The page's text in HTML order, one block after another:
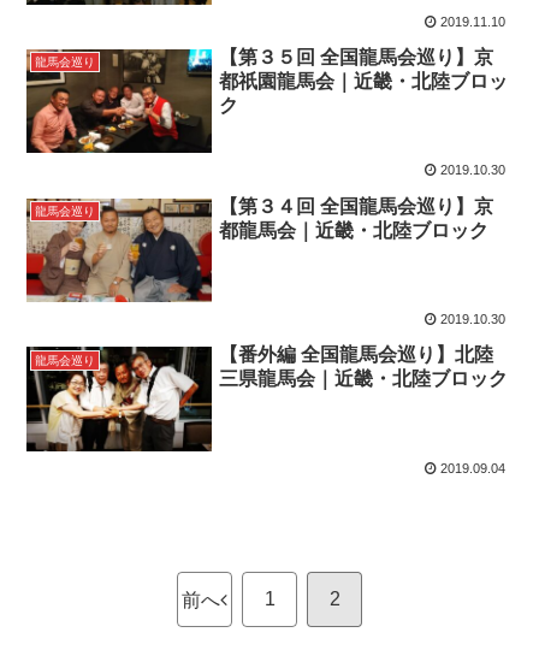
2019.11.10
龍馬会巡り
【第３５回 全国龍馬会巡り】京
都祇園龍馬会｜近畿・北陸ブロッ
ク
2019.10.30
龍馬会巡り
【第３４回 全国龍馬会巡り】京
都龍馬会｜近畿・北陸ブロック
2019.10.30
龍馬会巡り
【番外編 全国龍馬会巡り】北陸
三県龍馬会｜近畿・北陸ブロック
2019.09.04
前へ 1 2